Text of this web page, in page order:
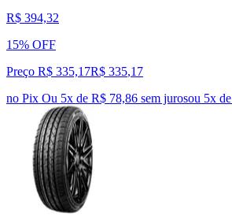
R$ 394,32
15% OFF
Preço R$ 335,17R$ 335,17
no Pix Ou 5x de R$ 78,86 sem jurosou 5x de